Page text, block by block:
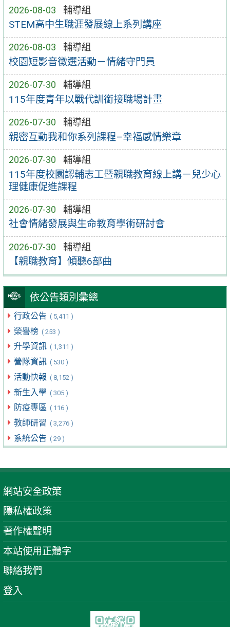
2026-08-03 輔導組
STEM高中生職涯發展線上系列講座
2026-08-03 輔導組
校園短影音徵選活動－情緒守門員
2026-07-30 輔導組
115年度青年以戰代訓銜接職場計畫
2026-07-30 輔導組
親密互動我和你系列課程–幸福感情樂章
2026-07-30 輔導組
115年度校園認輔志工暨親職教育線上講－兒少心
理健康促進課程
2026-07-30 輔導組
社會情緒發展與生命教育學術研討會
2026-07-30 輔導組
【親職教育】傾聽6部曲
依公告類別彙總
行政公告 ( 5,411 )
榮譽榜 ( 253 )
升學資訊 ( 1,311 )
營隊資訊 ( 530 )
活動快報 ( 8,152 )
新生入學 ( 305 )
防疫專區 ( 116 )
教師研習 ( 3,276 )
系統公告 ( 29 )
網站安全政策
隱私權政策
著作權聲明
本站使用正體字
聯絡我們
登入